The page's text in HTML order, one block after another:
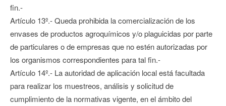
fin.-
Artículo 13º.- Queda prohibida la comercialización de los
envases de productos agroquímicos y/o plaguicidas por parte
de particulares o de empresas que no estén autorizadas por
los organismos correspondientes para tal fin.-
Artículo 14º.- La autoridad de aplicación local está facultada
para realizar los muestreos, análisis y solicitud de
cumplimiento de la normativas vigente, en el ámbito del